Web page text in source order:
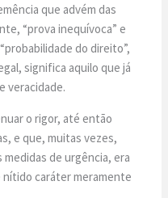
que advém das
“prova inequívoca” e
do direito”,
significa aquilo que já
veracidade.
o rigor, até então
e que, muitas vezes,
de urgência, era
nítido caráter meramente